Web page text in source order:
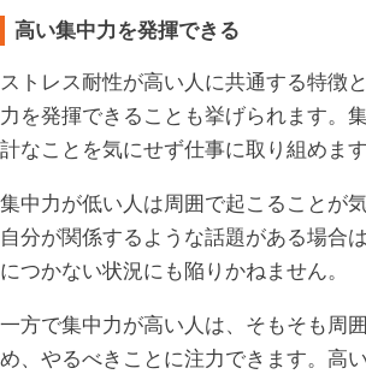
高い集中力を発揮できる
ストレス耐性が高い人に共通する特徴
力を発揮できることも挙げられます。
計なことを気にせず仕事に取り組めます
集中力が低い人は周囲で起こることが
自分が関係するような話題がある場合
につかない状況にも陥りかねません。
一方で集中力が高い人は、そもそも周
め、やるべきことに注力できます。高